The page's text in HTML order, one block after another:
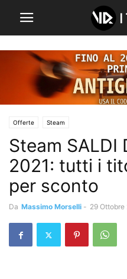
Offerte Steam
Steam SALDI
2021: tutti i
per sconto
Da Massimo Morselli - 29 Ottobre